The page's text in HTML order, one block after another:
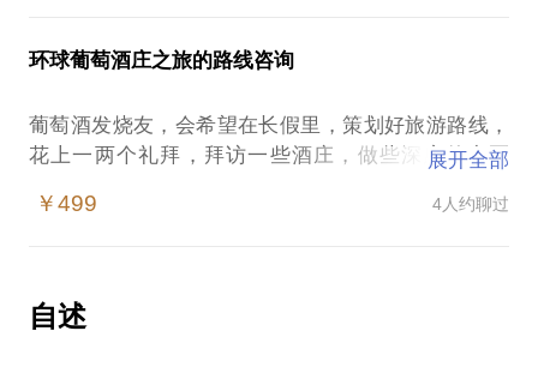
的）？
或者投资葡萄酒有升值空间吗（一定有，好酒有古董
希望购买有升值空间的葡萄酒，我会建议朋友们去拍
卖会。我会推荐你买一些可以存久的酒，和葡萄酒一
起慢慢变化。如果买一些性价比高的葡萄酒，则适合
具、适合长期储存及易饮的酒单设计，如果需要室内
环球葡萄酒庄之旅的路线咨询
葡萄酒发烧友，会希望在长假里，策划好旅游路线，
花上一两个礼拜，拜访一些酒庄，做些深度的产区
为酒庄旅游的度假酒店；一些葡萄酒产区，譬如勃艮
型的标准。
在这样的情况下，资深葡萄酒爱好者、度假休闲游容
展开全部
￥499 4人约聊过
自述